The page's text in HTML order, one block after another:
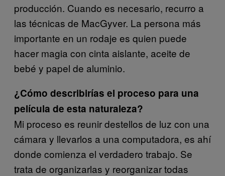
producción. Cuando es necesario, recurro a
las técnicas de MacGyver. La persona más
importante en un rodaje es quien puede
hacer magia con cinta aislante, aceite de
bebé y papel de aluminio.
¿Cómo describirías el proceso para una
película de esta naturaleza?
Mi proceso es reunir destellos de luz con una
cámara y llevarlos a una computadora, es ahí
donde comienza el verdadero trabajo. Se
trata de organizarlas y reorganizar todas